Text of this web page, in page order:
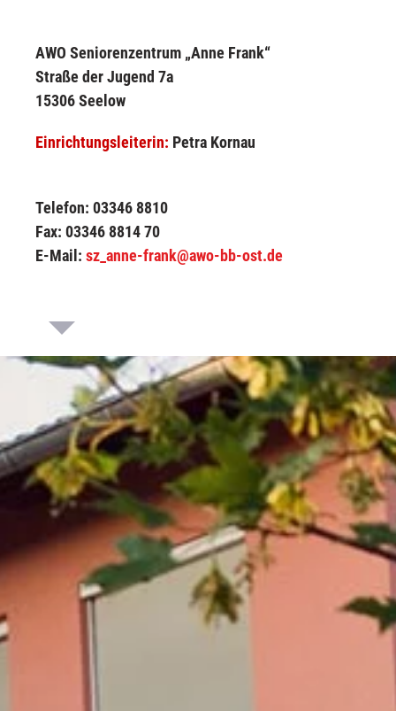
AWO Seniorenzentrum „Anne Frank“
Straße der Jugend 7a
15306 Seelow
Einrichtungsleiterin: Petra Kornau
Telefon: 03346 8810
Fax: 03346 8814 70
E-Mail: sz_anne-frank@awo-bb-ost.de